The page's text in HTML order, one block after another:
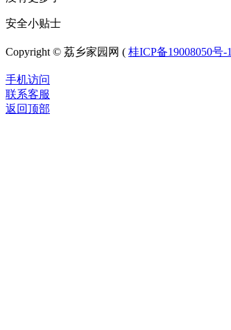
安全小贴士
Copyright © 荔乡家园网 ( 桂ICP备19008050号-1
手机访问
联系客服
返回顶部